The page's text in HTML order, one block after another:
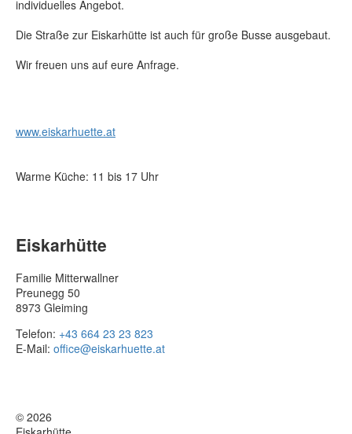
individuelles Angebot.
Die Straße zur Eiskarhütte ist auch für große Busse ausgebaut.
Wir freuen uns auf eure Anfrage.
www.eiskarhuette.at
Warme Küche: 11 bis 17 Uhr
Eiskarhütte
Familie Mitterwallner
Preunegg 50
8973 Gleiming
Telefon: +43 664 23 23 823
E-Mail: office@eiskarhuette.at
© 2026